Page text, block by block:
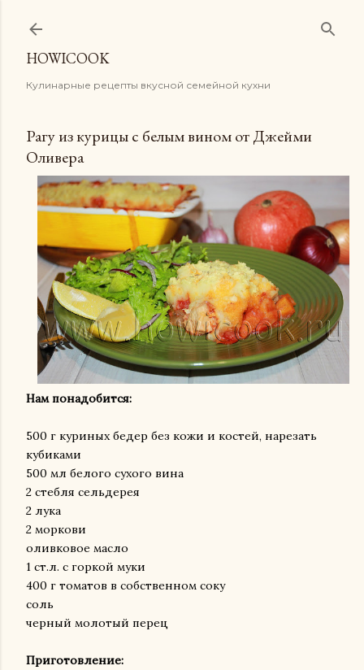
HOWICOOK
Кулинарные рецепты вкусной семейной кухни
Рагу из курицы с белым вином от Джейми
Оливера
Нам понадобится:
500 г куриных бедер без кожи и костей, нарезать
кубиками
500 мл белого сухого вина
2 стебля сельдерея
2 лука
2 моркови
оливковое масло
1 ст.л. с горкой муки
400 г томатов в собственном соку
соль
черный молотый перец
Приготовление: